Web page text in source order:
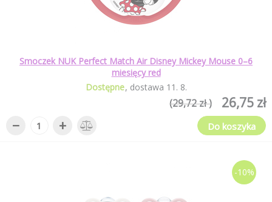
Smoczek NUK Perfect Match Air Disney Mickey Mouse 0–6
miesięcy red
Dostępne dostawa 11 . 8.
26,75 zł
(29,72 zł )
− + Do koszyka
-10%